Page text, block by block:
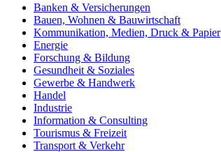
Banken & Versicherungen
Bauen, Wohnen & Bauwirtschaft
Kommunikation, Medien, Druck & Papier
Energie
Forschung & Bildung
Gesundheit & Soziales
Gewerbe & Handwerk
Handel
Industrie
Information & Consulting
Tourismus & Freizeit
Transport & Verkehr